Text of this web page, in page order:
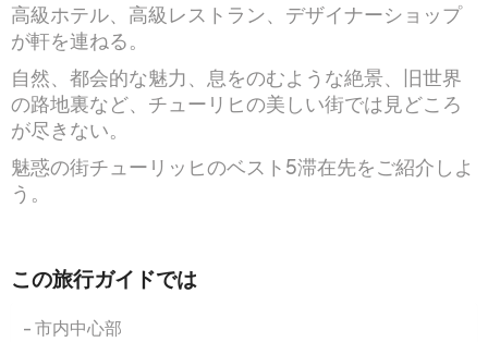
高級ホテル、高級レストラン、デザイナーショップ
が軒を連ねる。
自然、都会的な魅力、息をのむような絶景、旧世界
の路地裏など、チューリヒの美しい街では見どころ
が尽きない。
魅惑の街チューリッヒのベスト5滞在先をご紹介しよ
う。
この旅行ガイドでは
市内中心部